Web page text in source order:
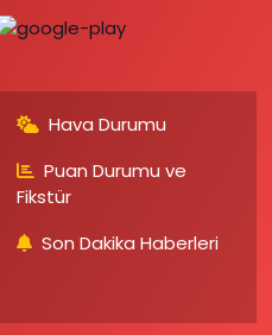
Hava Durumu
Puan Durumu ve
Fikstür
Son Dakika Haberleri